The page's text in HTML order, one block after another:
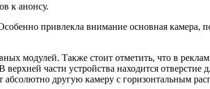
к анонсу.
привлекла внимание основная камера,
модулей. Также стоит отметить, что в
верхней части устройства находится
абсолютно другую камеру с горизонтальным